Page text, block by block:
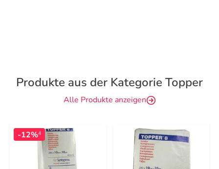
Produkte aus der Kategorie Topper
Alle Produkte anzeigen
-12%4